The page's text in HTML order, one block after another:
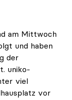
am Mittwoch
und haben
der
uniko-
viel
vor